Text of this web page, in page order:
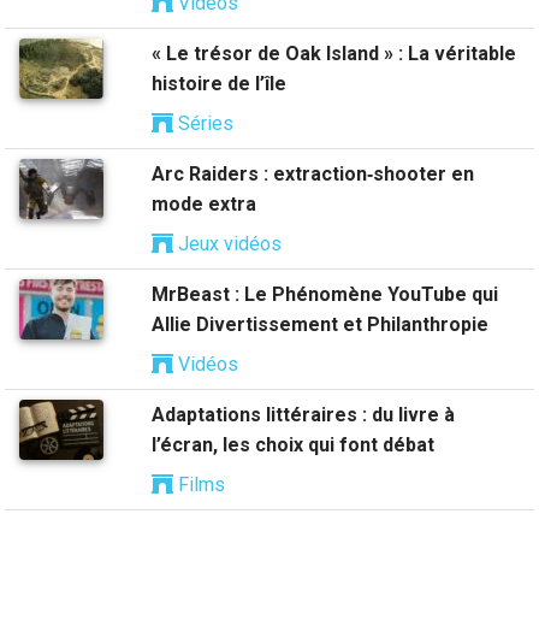
« Le trésor de Oak Island » : La véritable
histoire de l’île
Séries
Arc Raiders : extraction‑shooter en
mode extra
Jeux vidéos
MrBeast : Le Phénomène YouTube qui
Allie Divertissement et Philanthropie
Vidéos
Adaptations littéraires : du livre à
l’écran, les choix qui font débat
Films